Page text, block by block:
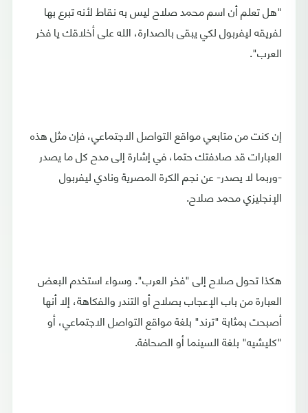
"هل تعلم أن اسم محمد صلاح ليس به نقاط لأنه تبرع بها
لفريقه ليفربول لكي يبقى بالصدارة، الله على أخلاقك يا فخر
العرب".
إن كنت من متابعي مواقع التواصل الاجتماعي، فإن مثل هذه
العبارات قد صادفتك حتما، في إشارة إلى مدح كل ما يصدر
-وربما لا يصدر- عن نجم الكرة المصرية ونادي ليفربول
الإنجليزي محمد صلاح.
هكذا تحول صلاح إلى "فخر العرب". وسواء استخدم البعض
العبارة من باب الإعجاب بصلاح أو التندر والفكاهة، إلا أنها
أصبحت بمثابة "ترند" بلغة مواقع التواصل الاجتماعي، أو
"كليشيه" بلغة السينما أو الصحافة.